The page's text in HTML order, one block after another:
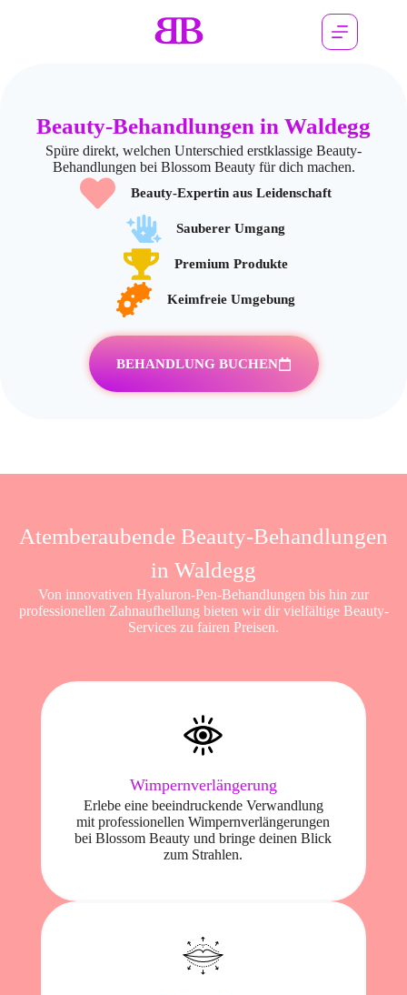
Beauty-Behandlungen in Waldegg
Spüre direkt, welchen Unterschied erstklassige Beauty-
Behandlungen bei Blossom Beauty für dich machen.
Beauty-Expertin aus Leidenschaft
Sauberer Umgang
Premium Produkte
Keimfreie Umgebung
BEHANDLUNG BUCHEN
Atemberaubende Beauty-Behandlungen
in Waldegg
Von innovativen Hyaluron-Pen-Behandlungen bis hin zur
professionellen Zahnaufhellung bieten wir dir vielfältige Beauty-
Services zu fairen Preisen.
Wimpernverlängerung
Erlebe eine beeindruckende Verwandlung
mit professionellen Wimpernverlängerungen
bei Blossom Beauty und bringe deinen Blick
zum Strahlen.